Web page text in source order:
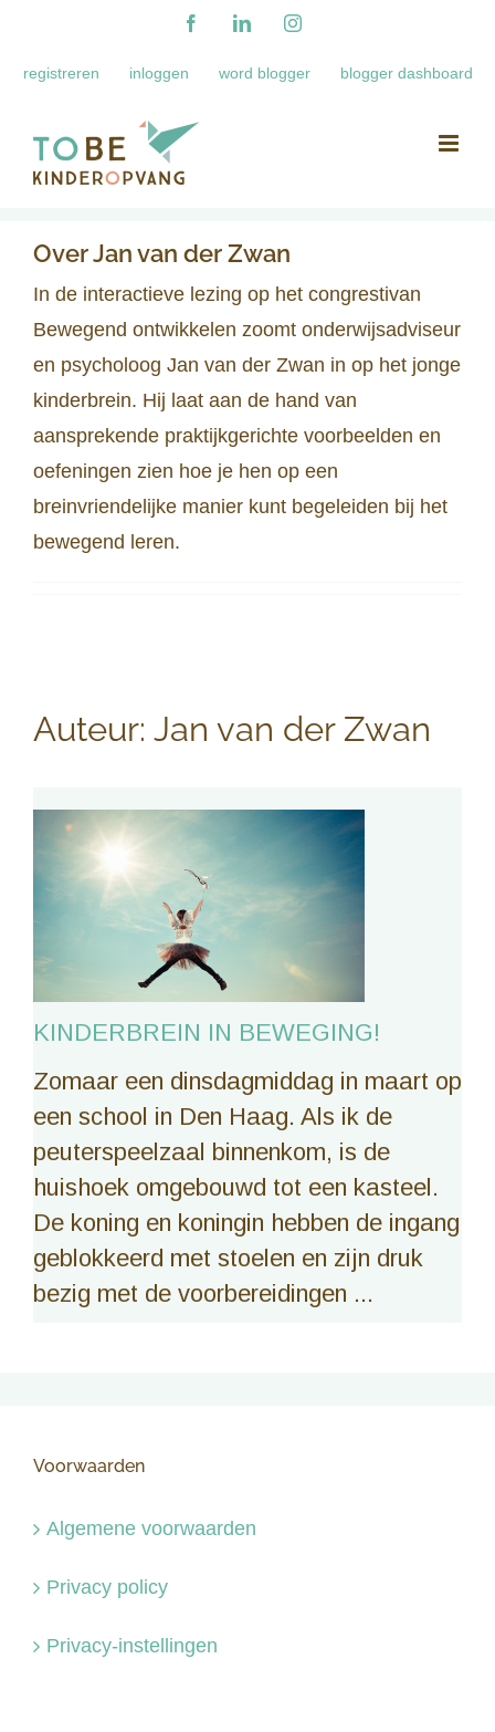
inhoud
FacebookLinkedInInstagram
registreren inloggen word blogger blogger dashboard
OverJan van der Zwan
In de interactieve lezing op het congrestivan
Bewegend ontwikkelen zoomt onderwijsadviseur
en psycholoog Jan van der Zwan in op het jonge
kinderbrein. Hij laat aan de hand van
aansprekende praktijkgerichte voorbeelden en
oefeningen zien hoe je hen op een
breinvriendelijke manier kunt begeleiden bij het
bewegend leren.
Auteur: Jan van der Zwan
KINDERBREIN IN BEWEGING!
Zomaar een dinsdagmiddag in maart op
een school in Den Haag. Als ik de
peuterspeelzaal binnenkom, is de
huishoek omgebouwd tot een kasteel.
De koning en koningin hebben de ingang
geblokkeerd met stoelen en zijn druk
bezig met de voorbereidingen ...
Voorwaarden
Algemene voorwaarden
Privacy policy
Privacy-instellingen